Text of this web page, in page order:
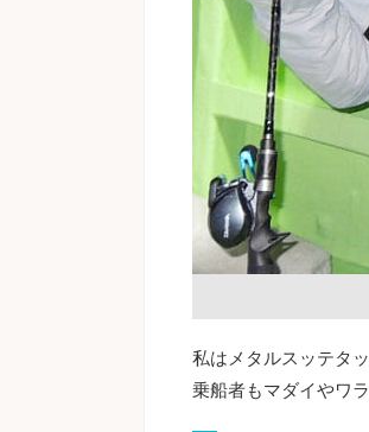
私はメタルスッテタ
乗船者もマダイやワ